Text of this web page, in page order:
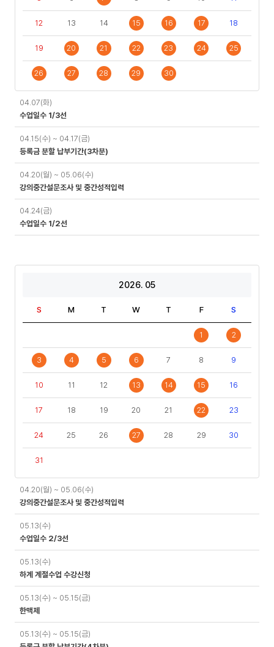
12 13 14 15 16 17 18
19 20 21 22 23 24 25
26 27 28 29 30
04.07(화)
수업일수 1/3선
04.15(수) ~ 04.17(금)
등록금 분할 납부기간(3차분)
04.20(월) ~ 05.06(수)
강의중간설문조사 및 중간성적입력
04.24(금)
수업일수 1/2선
2026. 05
S M T W T F S
1 2
3 4 5 6 7 8 9
10 11 12 13 14 15 16
17 18 19 20 21 22 23
24 25 26 27 28 29 30
31
정
04.20(월) ~ 05.06(수)
강의중간설문조사 및 중간성적입력
05.13(수)
수업일수 2/3선
05.13(수)
하계 계절수업 수강신청
05.13(수) ~ 05.15(금)
한맥제
05.13(수) ~ 05.15(금)